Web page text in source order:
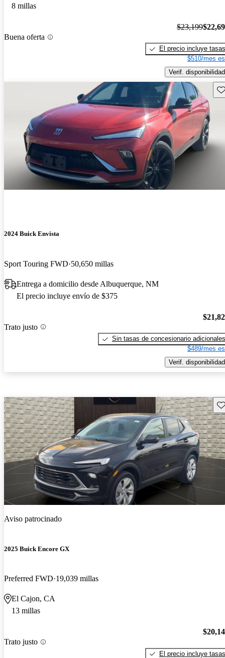
8 millas
Buena oferta
$23,199
El precio incluye tasas
$510/mes
Verif. disponibilidad
2024 Buick Envista
Sport Touring FWD 50,650 millas
Entrega a domicilio desde Albuquerque, NM
El precio incluye envío de $375
Trato justo
Sin tasas de concesionario adicionales
$489/mes
Verif. disponibilidad
Aviso patrocinado
2025 Buick Encore GX
Preferred FWD 19,039 millas
El Cajon, CA
13 millas
Trato justo
El precio incluye tasas